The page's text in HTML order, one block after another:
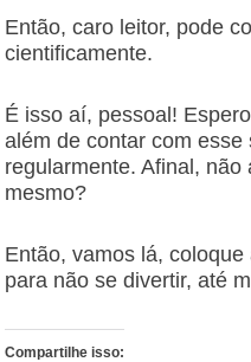
Então, caro leitor, pode
cientificamente.
É isso aí, pessoal!
além de contar com
regularmente. Afinal,
mesmo?
Então, vamos lá,
para não se divertir, até
Compartilhe isso: